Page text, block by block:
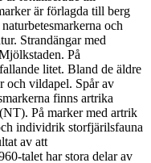
är förlagda till berg
och
Strandängar med
På
litet. Bland de äldre
och vildapel. Spår av
finns artrika
På marker med artrik
individrik storfjärilsfauna
av att
talet har stora delar av